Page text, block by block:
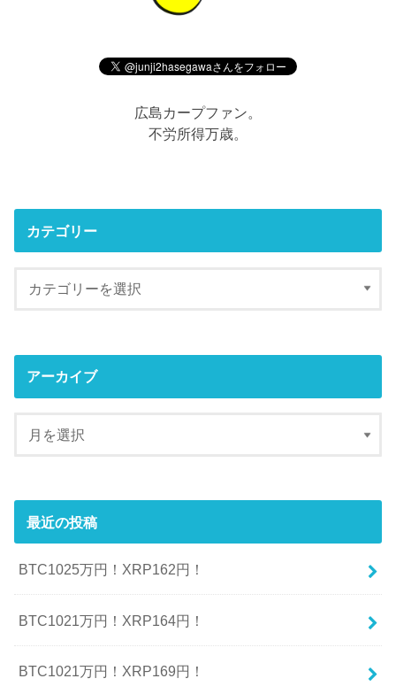
広島カープファン。
不労所得万歳。
カテゴリー
アーカイブ
最近の投稿
BTC1025万円！XRP162円！
BTC1021万円！XRP164円！
BTC1021万円！XRP169円！